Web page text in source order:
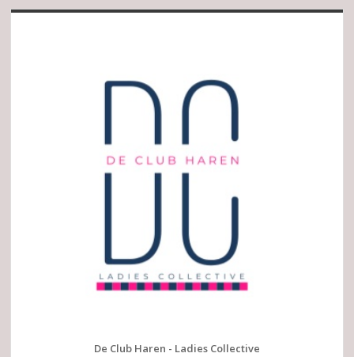
De Club Haren - Ladies Collective